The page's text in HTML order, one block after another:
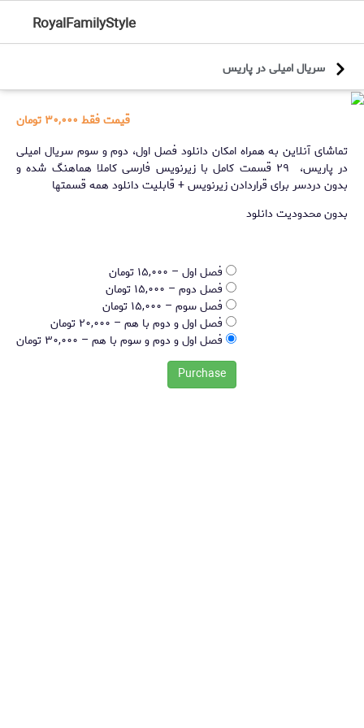
RoyalFamilyStyle
قیمت فقط ۳۰,۰۰۰ تومان
تماشای آنلاین به همراه امکان دانلود فصل اول، دوم و سوم سریال امیلی
در پاریس، ۲۹ قسمت کامل با زیرنویس فارسی کاملا هماهنگ شده و
بدون دردسر برای قراردادن زیرنویس + قابلیت دانلود همه قسمتها
بدون محدودیت دانلود
فصل اول – ۱۵,۰۰۰ تومان
فصل دوم – ۱۵,۰۰۰ تومان
فصل سوم – ۱۵,۰۰۰ تومان
فصل اول و دوم با هم – ۲۰,۰۰۰ تومان
فصل اول و دوم و سوم با هم – ۳۰,۰۰۰ تومان
سریال امیلی در پاریس